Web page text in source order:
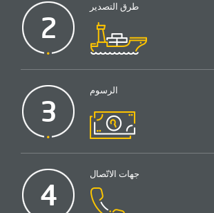
2
طرق التصدير
3
الرسوم
4
جهات الاتّصال